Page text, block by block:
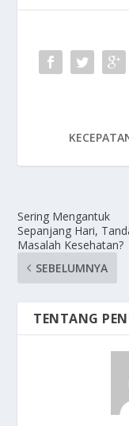
Sering Mengantuk
Sepanjang Hari,
Masalah Kesehatan?
SEBELUMNYA
TENTANG